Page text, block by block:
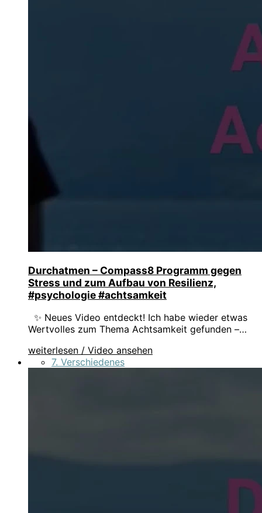
Durchatmen – Compass8 Programm gegen
Stress und zum Aufbau von Resilienz,
#psychologie #achtsamkeit
✨ Neues Video entdeckt! Ich habe wieder etwas
Wertvolles zum Thema Achtsamkeit gefunden –…
weiterlesen / Video ansehen
7. Verschiedenes